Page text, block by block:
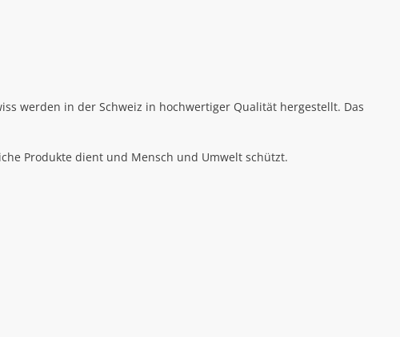
werden in der Schweiz in hochwertiger Qualität hergestellt. Das
Produkte dient und Mensch und Umwelt schützt.